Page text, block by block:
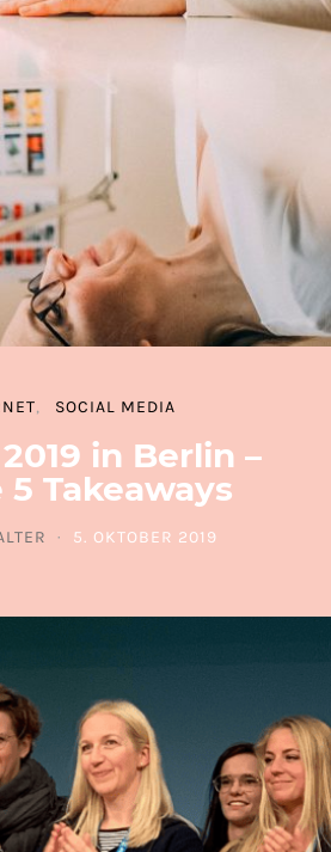
SOCIAL MEDIA
in Berlin –
Takeaways
POSTED ON
5. OKTOBER 2019